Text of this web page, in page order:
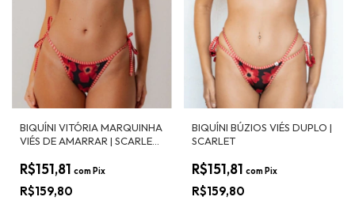
BIQUÍNI VITÓRIA MARQUINHA
VIÉS DE AMARRAR | SCARLET
R$159,80
R$151,81 comPix
BIQUÍNI BÚZIOS VIÉS DUPLO |
SCARLET
R$159,80
R$151,81 comPix